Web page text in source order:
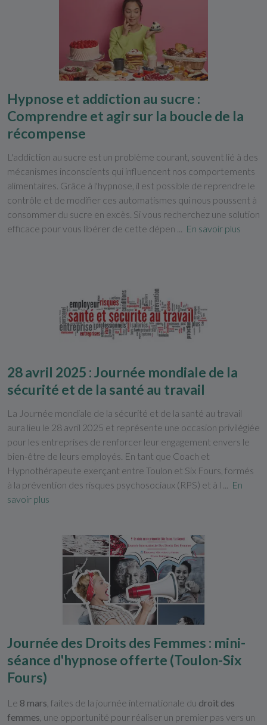
Hypnose et addiction au sucre :
Comprendre et agir sur la boucle de la
récompense
L'addiction au sucre est un problème courant, souvent lié à des
mécanismes inconscients qui influencent nos comportements
alimentaires. Grâce à l'hypnose, il est possible de reprendre le
contrôle et de modifier ces automatismes qui nous poussent à
consommer du sucre en excès. Si vous recherchez une solution
efficace pour vous libérer de cette dépen ...
En savoir plus
28 avril 2025 : Journée mondiale de la
sécurité et de la santé au travail
La Journée mondiale de la sécurité et de la santé au travail
aura lieu le 28 avril 2025 et représente une occasion privilégiée
pour les entreprises de renforcer leur engagement envers le
bien-être de leurs employés. En tant que Coach et
Hypnothérapeute exerçant entre Toulon et Six Fours, formés
à la prévention des risques psychosociaux (RPS) et à l ...
En
savoir plus
Journée des Droits des Femmes : mini-
séance d'hypnose offerte (Toulon-Six
Fours)
Le 8 mars , faites de la journée internationale du droit des
femmes , une opportunité pour réaliser un premier pas vers un